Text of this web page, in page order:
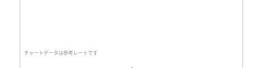
チャートデータは参考レートです